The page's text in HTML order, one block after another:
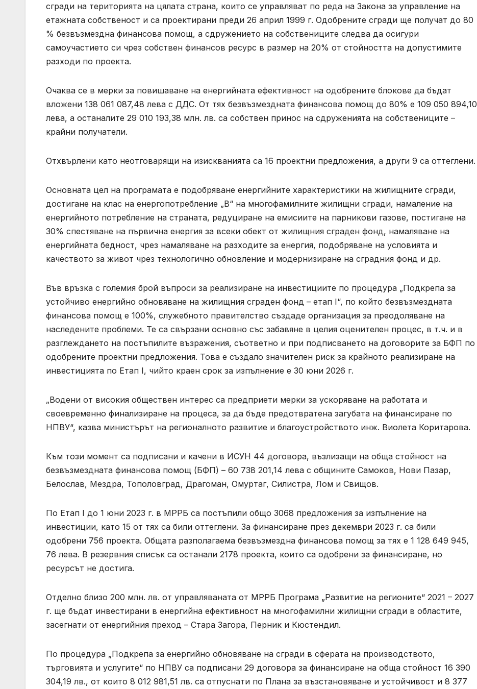
сгради на територията на цялата страна, които се управляват по реда на Закона за управление на
етажната собственост и са проектирани преди 26 април 1999 г. Одобрените сгради ще получат до 80
% безвъзмездна финансова помощ, а сдружението на собствениците следва да осигури
самоучастието си чрез собствен финансов ресурс в размер на 20% от стойността на допустимите
разходи по проекта.
Очаква се в мерки за повишаване на енергийната ефективност на одобрените блокове да бъдат
вложени 138 061 087,48 лева с ДДС. От тях безвъзмездната финансова помощ до 80% е 109 050 894,10
лева, а останалите 29 010 193,38 млн. лв. са собствен принос на сдруженията на собствениците –
крайни получатели.
Отхвърлени като неотговарящи на изискванията са 16 проектни предложения, а други 9 са оттеглени.
Основната цел на програмата е подобряване енергийните характеристики на жилищните сгради,
достигане на клас на енергопотребление „В“ на многофамилните жилищни сгради, намаление на
енергийното потребление на страната, редуциране на емисиите на парникови газове, постигане на
30% спестяване на първична енергия за всеки обект от жилищния сграден фонд, намаляване на
енергийната бедност, чрез намаляване на разходите за енергия, подобряване на условията и
качеството за живот чрез технологично обновление и модернизиране на сградния фонд и др.
Във връзка с големия брой въпроси за реализиране на инвестициите по процедура „Подкрепа за
устойчиво енергийно обновяване на жилищния сграден фонд – етап I“, по който безвъзмездната
финансова помощ е 100%, служебното правителство създаде организация за преодоляване на
наследените проблеми. Те са свързани основно със забавяне в целия оценителен процес, в т.ч. и в
разглеждането на постъпилите възражения, съответно и при подписването на договорите за БФП по
одобрените проектни предложения. Това е създало значителен риск за крайното реализиране на
инвестицията по Етап I, чийто краен срок за изпълнение е 30 юни 2026 г.
„Водени от високия обществен интерес са предприети мерки за ускоряване на работата и
своевременно финализиране на процеса, за да бъде предотвратена загубата на финансиране по
НПВУ“, казва министърът на регионалното развитие и благоустройството инж. Виолета Коритарова.
Към този момент са подписани и качени в ИСУН 44 договора, възлизащи на обща стойност на
безвъзмездната финансова помощ (БФП) – 60 738 201,14 лева с общините Самоков, Нови Пазар,
Белослав, Мездра, Тополовград, Драгоман, Омуртаг, Силистра, Лом и Свищов.
По Етап I до 1 юни 2023 г. в МРРБ са постъпили общо 3068 предложения за изпълнение на
инвестиции, като 15 от тях са били оттеглени. За финансиране през декември 2023 г. са били
одобрени 756 проекта. Общата разполагаема безвъзмездна финансова помощ за тях е 1 128 649 945,
76 лева. В резервния списък са останали 2178 проекта, които са одобрени за финансиране, но
ресурсът не достига.
Отделно близо 200 млн. лв. от управляваната от МРРБ Програма „Развитие на регионите“ 2021 – 2027
г. ще бъдат инвестирани в енергийна ефективност на многофамилни жилищни сгради в областите,
засегнати от енергийния преход – Стара Загора, Перник и Кюстендил.
По процедура „Подкрепа за енергийно обновяване на сгради в сферата на производството,
търговията и услугите“ по НПВУ са подписани 29 договора за финансиране на обща стойност 16 390
304,19 лв., от които 8 012 981,51 лв. са отпуснати по Плана за възстановяване и устойчивост и 8 377